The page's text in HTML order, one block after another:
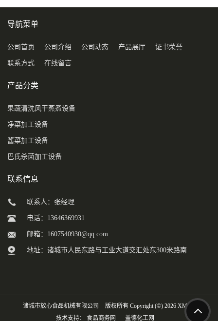
导航菜单
公司首页 公司介绍 公司动态 产品展厅 证书荣誉
联系方式 在线留言
产品分类
果蔬清洗风干蒸煮设备
净菜加工设备
酱菜加工设备
巴氏杀菌加工设备
联系信息
联系人：张经理
电话：13646369931
邮箱： 1607540930@qq.com
地址：诸城市人民东路与工业大道交汇处东300米路南
诸城市放心食品机械有限公司 版权所有 Copyright (©) 2026 XML
技术支持： 食品商务网 盖德化工网